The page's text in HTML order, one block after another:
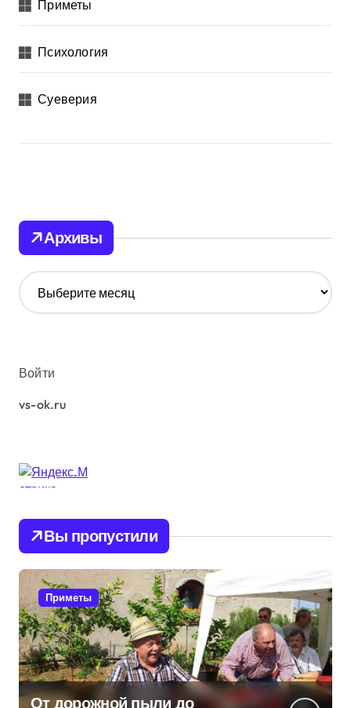
Приметы
Психология
Суеверия
Архивы
А
р
ы
Войти
vs-ok.ru
Вы пропустили
Приметы
От дорожной пыли до